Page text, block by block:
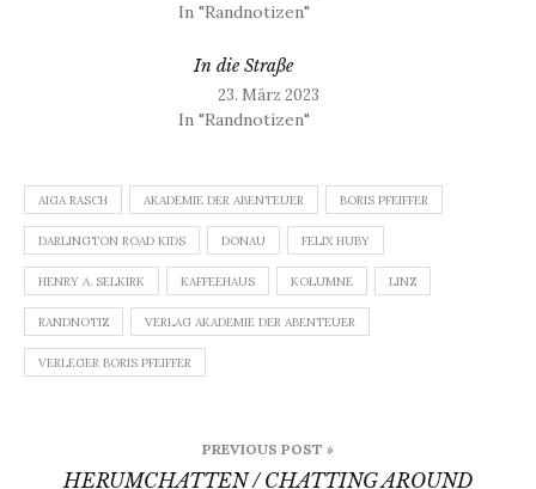
In "Randnotizen"
In die Straße
23. März 2023
In "Randnotizen"
AIGA RASCH AKADEMIE DER ABENTEUER BORIS PFEIFFER
DARLINGTON ROAD KIDS DONAU FELIX HUBY
HENRY A. SELKIRK KAFFEEHAUS KOLUMNE LINZ
RANDNOTIZ VERLAG AKADEMIE DER ABENTEUER
VERLEGER BORIS PFEIFFER
PREVIOUS POST »
HERUMCHATTEN / CHATTING AROUND